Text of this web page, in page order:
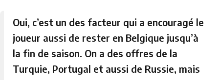
Oui, c’est un des facteur qui a encouragé le
joueur aussi de rester en Belgique jusqu’à
la fin de saison. On a des offres de la
Turquie, Portugal et aussi de Russie, mais